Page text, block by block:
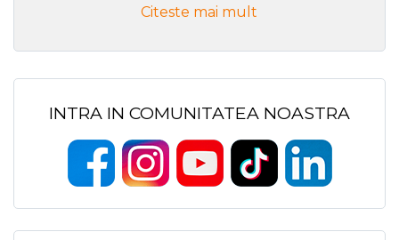
Citeste mai mult
INTRA IN COMUNITATEA NOASTRA